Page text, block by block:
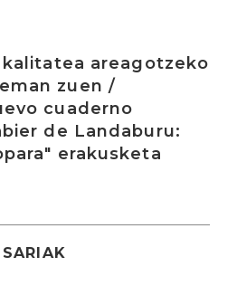
areagotzeko
zuen /
cuaderno
de Landaburu:
erakusketa
SARIAK